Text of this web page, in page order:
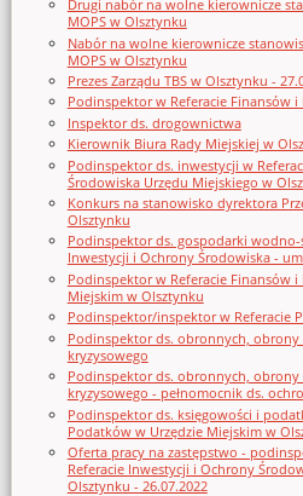
Drugi nabór na wolne kierownicze
MOPS w Olsztynku
Nabór na wolne kierownicze
MOPS w Olsztynku
Prezes Zarządu TBS w Olsztynku -
Podinspektor w Referacie Finansów i
Inspektor ds. drogownictwa
Kierownik Biura Rady Miejskiej w
Podinspektor ds. inwestycji w
Środowiska Urzędu Miejskiego w
Konkurs na stanowisko dyrektora
Olsztynku
Podinspektor ds. gospodarki wodno-
Inwestycji i Ochrony Środowiska -
Podinspektor w Referacie Finansów
Miejskim w Olsztynku
Podinspektor/inspektor w Referacie
Podinspektor ds. obronnych, obrony
kryzysowego
Podinspektor ds. obronnych, obrony
kryzysowego - pełnomocnik ds.
Podinspektor ds. księgowości i
Podatków w Urzędzie Miejskim w
Oferta pracy na zastępstwo -
Referacie Inwestycji i Ochrony
Olsztynku - 26.07.2022